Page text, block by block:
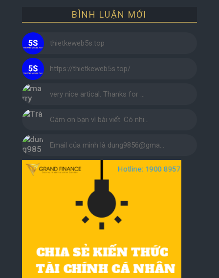
BÌNH LUẬN MỚI
thietkeweb5s.top
https://thietkeweb5s.top/
very nice artical. Thanks for …
Cám ơn bạn vì bài viết. Có nhi…
Email của mình là dung9856@gma…